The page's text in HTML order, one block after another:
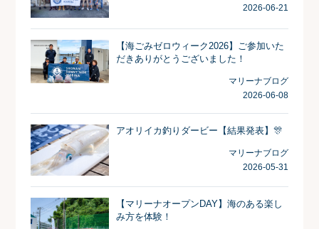
2026-06-21
【海ごみゼロウィーク2026】ご参加いた
だきありがとうございました！
マリーナブログ
2026-06-08
アオリイカ釣りダービー【結果発表】🎊
マリーナブログ
2026-05-31
【マリーナオープンDAY】海のある楽し
み方を体験！